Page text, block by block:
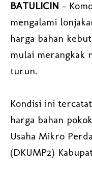
BATULICIN -
mengalami
harga bahan
mulai merangkak
turun.
Kondisi ini
harga bahan
Usaha Mikro
(DKUMP2)